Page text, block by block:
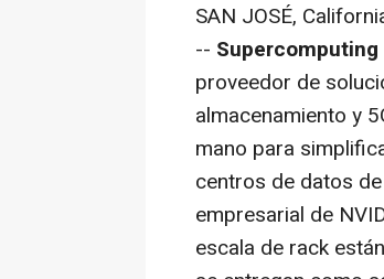
SAN JOSÉ,
--
proveedor de
almacenamiento y
mano para
centros de datos
empresarial de
escala de rack